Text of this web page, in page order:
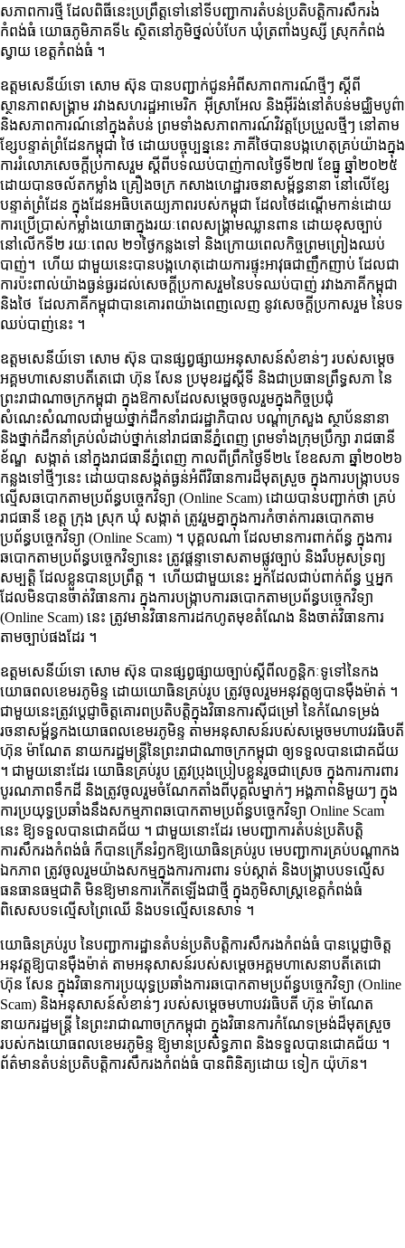
សភាពការថ្មី ដែលពិធីនេះប្រព្រឹត្តទៅនៅទីបញ្ជាការតំបន់ប្រតិបត្តិការសឹករង
កំពង់ធំ យោធភូមិភាគ​ទី​៤​ ស្ថិតនៅភូមិថ្នល់បំបែក ឃុំត្រពាំងឫស្សី ស្រុកកំពង់
ស្វាយ ខេត្តកំពង់ធំ ។
ឧត្តមសេនីយ៍ទោ សោម ស៊ុន បានបញ្ជាក់ជូនអំពីសភាពការណ៍ថ្មីៗ ស្តី​ពី​
ស្ថានភាព​សង្គ្រាម​ រវាង​សហរដ្ឋអាមេរិក​ អុី​ស្រាអែល​ និង​អុីរ៉ង់នៅតំបន់មជ្ឈិមបូព៌ា
និងសភាពការណ៍នៅក្នុងតំបន់ ព្រមទាំងសភាពការណ៍វិវត្តប្រែប្រួលថ្មីៗ នៅតាម
ខ្សែបន្ទាត់ព្រំដែនកម្ពុជា ថៃ ដោយបច្ចុប្បន្ននេះ ភាគីថៃបានបង្កហេតុគ្រប់យ៉ាងក្នុង
ការរំលោភសេចក្ដីប្រកាសរួម ស្ដីពីបទឈប់បាញ់កាលថ្ងៃទី២៧ ខែធ្នូ ឆ្នាំ២០២៥
ដោយបានចល័តកម្លាំង គ្រឿងចក្រ កសាងហេដ្ឋារចនាសម្ព័ន្ធនានា នៅលើខ្សែ
បន្ទាត់ព្រំដែន ក្នុង​ដែន​អធិបតេយ្យភាព​របស់​កម្ពុជា​ ដែលថៃដណ្ដើមកាន់ដោយ
ការប្រើប្រាស់កម្លាំងយោធាក្នុងរយៈពេលសង្គ្រាមឈ្លានពាន ដោយ​ខុសច្បាប់​
នៅលេីកទី​២​ រយៈពេល​ ២១ថ្ងៃកន្លងទៅ និង​ក្រោយ​ពេលកិច្ច​ព្រមព្រៀង​ឈប់​
បាញ់​។ ហើយ​ ជា​មួយ​នេះ​បានបង្កហេតុដោយការផ្ទុះអាវុធជាញឹកញាប់​ ដែលជា
ការប៉ះពាល់យ៉ាងធ្ងន់ធ្ងរដល់សេចក្តីប្រកាសរួមនៃបទឈប់បាញ់ រវាងភាគីកម្ពុជា
និងថៃ ដែល​ភាគី​កម្ពុជា​បាន​គោរព​យ៉ាង​ពេញ​លេញ​ នូវ​សេចក្តី​ប្រកាស​រួម​ នៃបទ​
ឈប់​បាញ់​នេះ​ ។
ឧត្តមសេនីយ៍ទោ សោម ស៊ុន បានផ្សព្វផ្សាយអនុសាសន៍សំខាន់ៗ របស់សម្តេច
អគ្គមហាសេនាបតីតេជោ ហ៊ុន សែន ប្រមុខរដ្ឋស្ដីទី និងជាប្រធានព្រឹទ្ធសភា នៃ
ព្រះរាជាណាចក្រកម្ពុជា ក្នុងឱកាសដែលសម្តេចចូលរួមក្នុងកិច្ចប្រជុំ
សំណេះសំណាលជាមួយថ្នាក់ដឹកនាំរាជរដ្ឋាភិបាល បណ្ដាក្រសួង ស្ថាប័ននានា
និងថ្នាក់ដឹកនាំគ្រប់លំដាប់ថ្នាក់នៅរាជធានីភ្នំពេញ ព្រមទាំងក្រុមប្រឹក្សា រាជធានី​
ខ័ណ្ឌ​ សង្កាត់ នៅក្នុងរាជធានីភ្នំពេញ កាលពីព្រឹកថ្ងៃទី២៤ ខែឧសភា ឆ្នាំ២០២៦
កន្លងទៅថ្មីៗនេះ ដោយបានសង្កត់ធ្ងន់អំពីវិធានការដ៏មុតស្រួច ក្នុងការបង្ក្រាបបទ
ល្មើសឆបោកតាមប្រព័ន្ធបច្ចេកវិទ្យា (Online Scam) ដោយបានបញ្ជាក់ថា គ្រប់
រាជធានី ខេត្ត ក្រុង ស្រុក ឃុំ សង្កាត់ ត្រូវរួមគ្នាក្នុងការកំចាត់ការឆបោកតាម
ប្រព័ន្ធបច្ចេកវិទ្យា (Online Scam) ។ បុគ្គលណា ដែលមានការពាក់ព័ន្ធ ក្នុងការ
ឆបោកតាមប្រព័ន្ធបច្ចេកវិទ្យានេះ ត្រូវផ្ដន្ទាទោសតាមផ្លូវច្បាប់ និង​រឹបអូសទ្រព្យ
សម្បត្តិ ដែលខ្លួនបានប្រព្រឹត្ត ។ ហើយជាមួយនេះ អ្នកដែល​ជាប់​ពាក់ព័ន្ធ ឬអ្នក
ដែលមិនបានចាត់វិធានការ ក្នុងការបង្ក្រាបការឆបោកតាមប្រព័ន្ធបច្ចេកវិទ្យា
(Online Scam) នេះ ត្រូវមានវិធានការដកហូតមុខតំណែង និង​ចាត់​វិធានការ​
តាម​ច្បាប់​ផង​ដែរ​ ។
ឧត្តមសេនីយ៍ទោ សោម ស៊ុន បានផ្សព្វផ្សាយច្បាប់ស្តីពីលក្ខន្តិកៈទូទៅនៃកង
យោធពលខេមរភូមិន្ទ ដោយយោធិនគ្រប់រូប ត្រូវចូលរួមអនុវត្តឲ្យបាន​មុឺង​ម៉ាត់​ ។
ជា​មួយ​នេះ​ត្រូវ​ប្តេជ្ញា​ចិត្ត​គោរព​ប្រតិបត្តិ​ក្នុងវិធានការស៊ីជម្រៅ នៃកំណែទម្រង់
រចនាសម្ព័ន្ធកងយោធពលខេមរភូមិន្ទ តាមអនុសាសន៍របស់សម្តេចមហាបវរធិបតី
ហ៊ុន ម៉ាណែត នាយករដ្ឋមន្ត្រីនៃព្រះរាជាណាចក្រកម្ពុជា ឲ្យ​ទទួល​បាន​ជោគជ័យ​
។ ជាមួយនោះដែរ យោធិនគ្រប់រូប ត្រូវប្រុងប្រៀបខ្លួនរួចជាស្រេច ក្នុងការការពារ
បូរណភាពទឹកដី និងត្រូវចូលរួមចំណែកតាំងពីបុគ្គលម្នាក់ៗ​ អង្គភាពនិមួយៗ ក្នុង
ការប្រយុទ្ធប្រឆាំងនឹងសកម្មភាពឆបោកតាមប្រព័ន្ធបច្ចេកវិទ្យា Online Scam
នេះ ឱ្យទទួលបានជោគជ័យ ។ ជាមួយនោះដែរ មេបញ្ជាការតំបន់ប្រតិបត្តិ
ការសឹករងកំពង់ធំ ក៏បានក្រើនរំឭកឱ្យយោធិនគ្រប់រូប មេបញ្ជាការគ្រប់បណ្តាកង
ឯកភាព ត្រូវចូលរួមយ៉ាងសកម្មក្នុងការការពារ ទប់ស្កាត់ និងបង្ក្រាបបទល្មើស
ធនធានធម្មជាតិ មិនឱ្យមានការកើតឡើងជាថ្មី ក្នុងភូមិសាស្ត្រខេត្តកំពង់ធំ
ពិសេសបទល្មើសព្រៃឈើ និងបទល្មើសនេសាទ ។
យោធិនគ្រប់រូប នៃបញ្ជាការដ្ឋានតំបន់ប្រតិបត្តិការសឹករងកំពង់ធំ បានប្ដេជ្ញាចិត្ត
អនុវត្តឱ្យបានម៉ឺងម៉ាត់ តាមអនុសាសន៍របស់សម្តេចអគ្គមហាសេនាបតីតេជោ
ហ៊ុន សែន ក្នុងវិធានការប្រយុទ្ធប្រឆាំងការឆបោកតាមប្រព័ន្ធបច្ចេកវិទ្យា (Online
Scam) និងអនុសាសន៍សំខាន់ៗ របស់សម្តេចមហាបវរធិបតី ហ៊ុន ម៉ាណែត
នាយករដ្ឋមន្ត្រី​ នៃ​ព្រះរាជាណាចក្រ​កម្ពុជា​ ក្នុងវិធានការកំណែទម្រង់ដ៏មុតស្រួច​
របស់​កងយោធពលខេមរភូមិន្ទ ឱ្យមាន​ប្រសិទ្ធភាព​ និង​ទទួល​បានជោគជ័យ ។
ព័ត៌មានតំបន់ប្រតិបត្តិការសឹករងកំពង់ធំ បានពិនិត្យដោយ ទៀក យ៉ុហ៊ន។